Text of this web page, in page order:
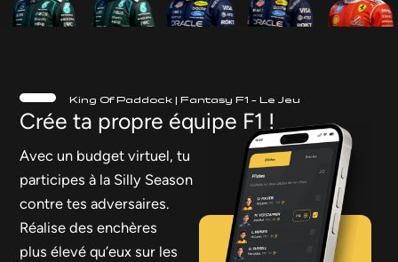
King Of Paddock | Fantasy F1 – Le Jeu
Crée ta propre équipe F1 !
Avec un budget virtuel, tu
participes à la Silly Season
contre tes adversaires.
Réalise des enchères
plus élevé qu’eux sur les